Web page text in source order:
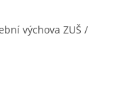
výchova ZUŠ /